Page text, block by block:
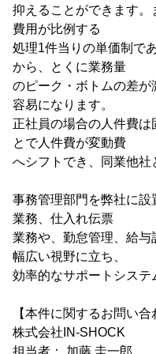
抑えることができます。
費用が比例する
処理1件当りの単価制で
から、とくに業務量
のピーク・ボトムの差
容易になります。
正社員の場合の人件費は
とで人件費が変動費
へシフトでき、同業他社
事務管理部門を弊社に
業務、仕入れ伝票
業務や、勤怠管理、給与
幅広い視野に立ち、
効率的なサポートシステ
【本件に関するお問い合
株式会社IN-SHOCK
担当者： 加藤 圭一郎